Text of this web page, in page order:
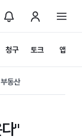
청구 토크 앱
부동산
"